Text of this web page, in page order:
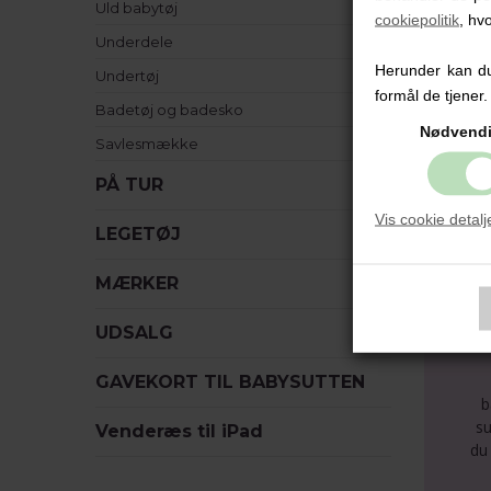
cookiepolitik ,
Herunder kan
formål de tjener.
Vis cookie
Uld babytøj
Underdele
Undertøj
Badetøj og badesko
Savlesmække
PÅ TUR
LEGETØJ
MÆRKER
UDSALG
GAVEKORT TIL BABYSUTTEN
Venderæs til iPad